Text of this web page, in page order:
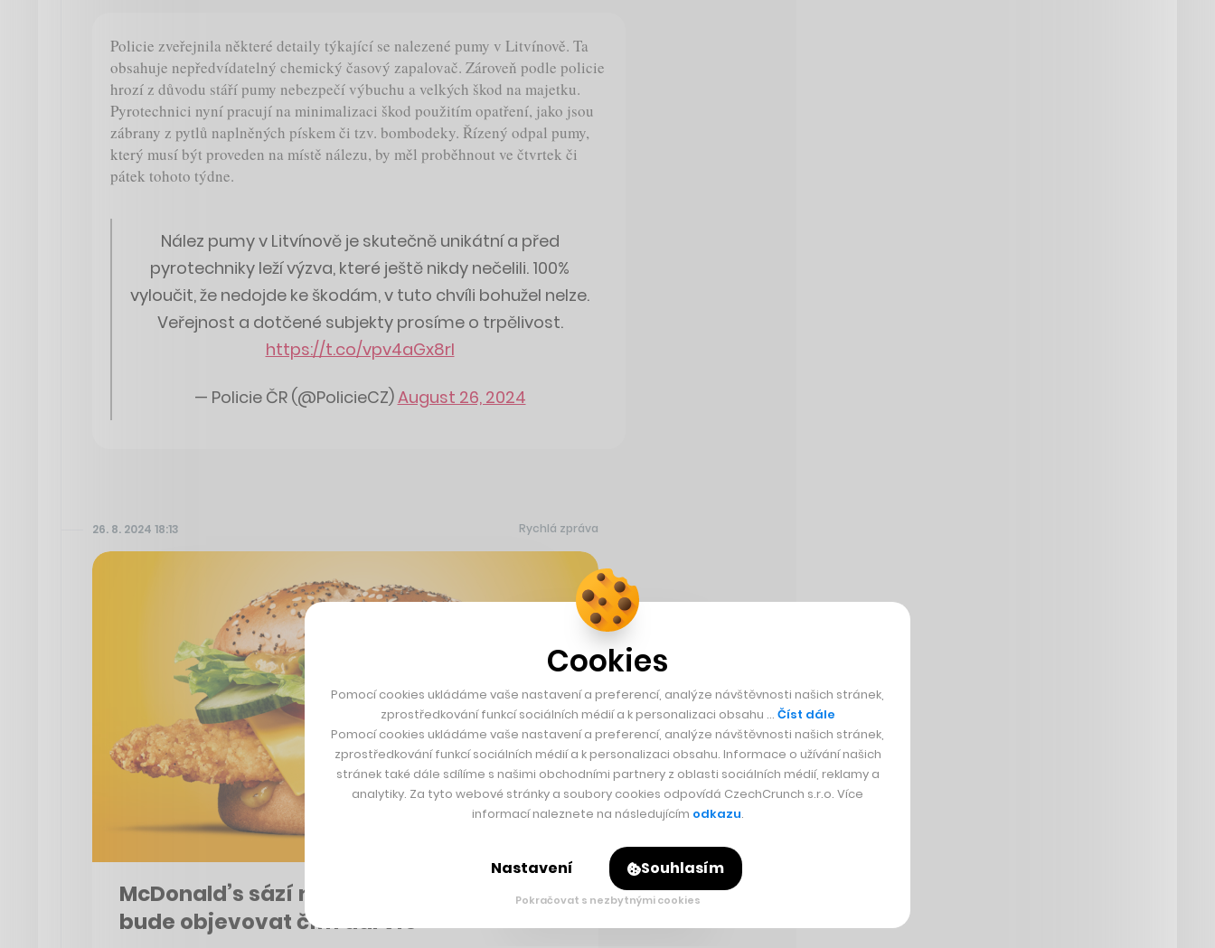
Policie zveřejnila některé detaily týkající se nalezené pumy v Litvínově. Ta
obsahuje nepředvídatelný chemický časový zapalovač. Zároveň podle policie
hrozí z důvodu stáří pumy nebezpečí výbuchu a velkých škod na majetku.
Pyrotechnici nyní pracují na minimalizaci škod použitím opatření, jako jsou
zábrany z pytlů naplněných pískem či tzv. bombodeky. Řízený odpal pumy,
který musí být proveden na místě nálezu, by měl proběhnout ve čtvrtek či
pátek tohoto týdne.
Nález pumy v Litvínově je skutečně unikátní a před
pyrotechniky leží výzva, které ještě nikdy nečelili. 100%
vyloučit, že nedojde ke škodám, v tuto chvíli bohužel nelze.
Veřejnost a dotčené subjekty prosíme o trpělivost.
https://t.co/vpv4aGx8rl
— Policie ČR (@PolicieCZ)August 26, 2024
26. 8. 2024 18:13 Rychlá zpráva
McDonald’s sází na kuře, v nabídce se
bude objevovat čím dál víc
Cookies
Pomocí cookies ukládáme vaše nastavení a preferencí, analýze návštěvnosti našich stránek,
zprostředkování funkcí sociálních médií a k personalizaci obsahu … Číst dále
Pomocí cookies ukládáme vaše nastavení a preferencí, analýze návštěvnosti našich stránek,
zprostředkování funkcí sociálních médií a k personalizaci obsahu. Informace o užívání našich
stránek také dále sdílíme s našimi obchodními partnery z oblasti sociálních médií, reklamy a
analytiky. Za tyto webové stránky a soubory cookies odpovídá CzechCrunch s.r.o. Více
informací naleznete na následujícím odkazu.
Nastavení Souhlasím
Pokračovat s nezbytnými cookies